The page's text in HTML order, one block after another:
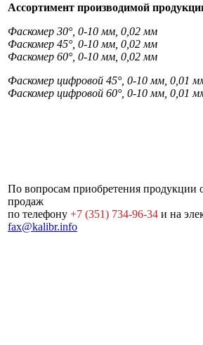
Ассортимент производимой
Фаскомер 30°, 0-10 мм, 0,02 мм
Фаскомер 45°, 0-10 мм, 0,02 мм
Фаскомер 60°, 0-10 мм, 0,02 мм
Фаскомер цифровой 45°, 0-10 мм, 0,01
Фаскомер цифровой 60°, 0-10 мм, 0,01
По вопросам приобретения продукции
продаж
по телефону +7 (351) 734-96-34 и на
fax@kalibr.info